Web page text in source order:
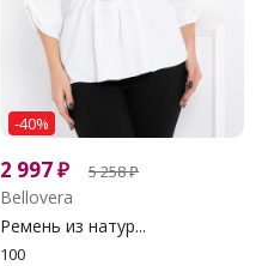
-40%
2 997₽ 5 258₽
Bellovera
Ремень из натур...
100